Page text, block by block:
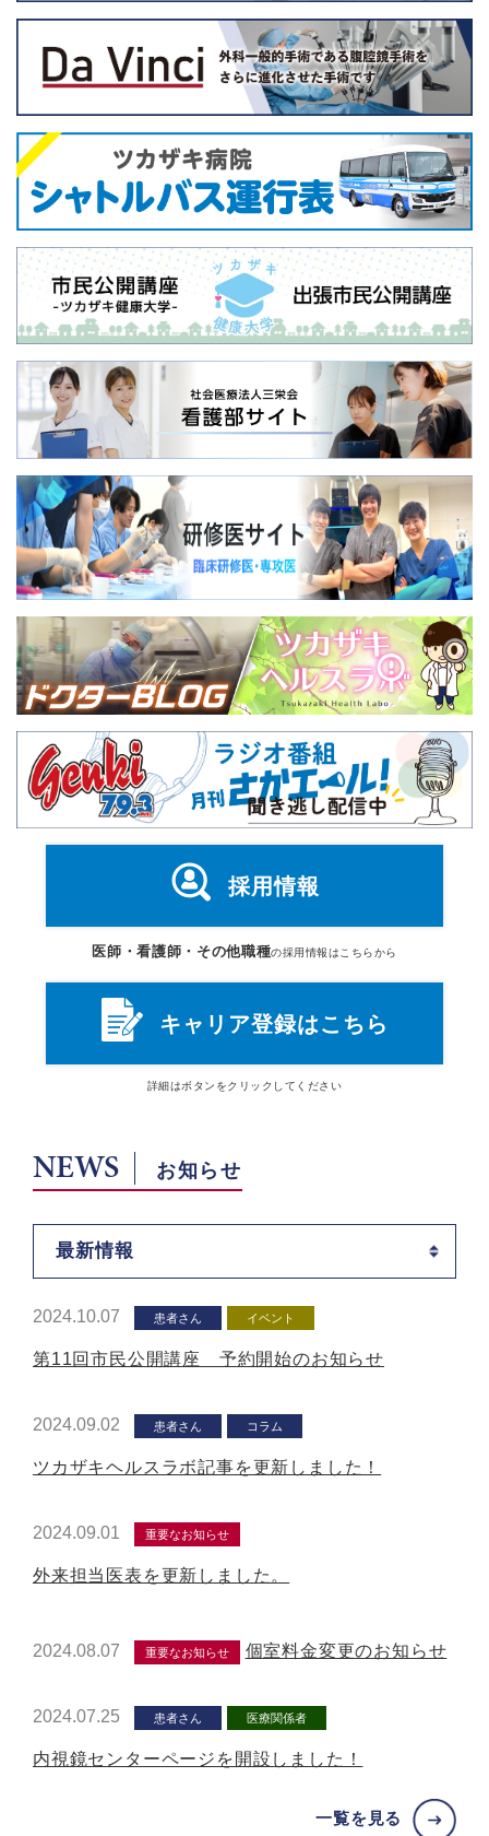
採用情報
医師・看護師・その他職種の採用情報はこちらから
キャリア登録はこちら
詳細はボタン をクリックしてください
NEWS お知らせ
最新情報
2024.10.07 患者さん イベント
第11回市民公開講座 予約開始のお知らせ
2024.09.02 患者さん コラム
ツカザキヘルスラボ記事を更新しました！
2024.09.01 重要なお知らせ
外来担当医表を更新しました。
2024.08.07 重要なお知らせ 個室料金変更のお知らせ
2024.07.25 患者さん 医療関係者
内視鏡センターページを開設しました！
一覧を見る